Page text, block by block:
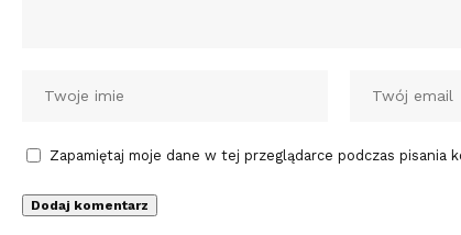
Zapamiętaj moje dane w tej przeglądarce podczas pisania